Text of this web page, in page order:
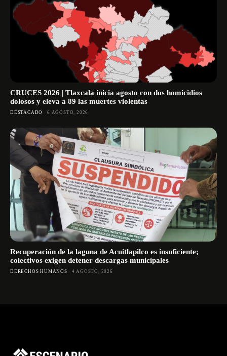
CRUCES 2026 | Tlaxcala inicia agosto con dos homicidios
dolosos y eleva a 89 las muertes violentas
DESTACADO 6 AGOSTO, 2026
Recuperación de la laguna de Acuitlapilco es insuficiente;
colectivos exigen detener descargas municipales
DERECHOS HUMANOS 4 AGOSTO, 2026